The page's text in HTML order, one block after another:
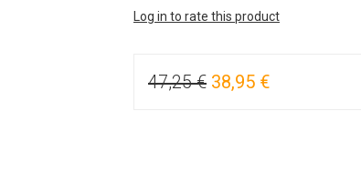
Log in to rate this product
47,25 € 38,95 €